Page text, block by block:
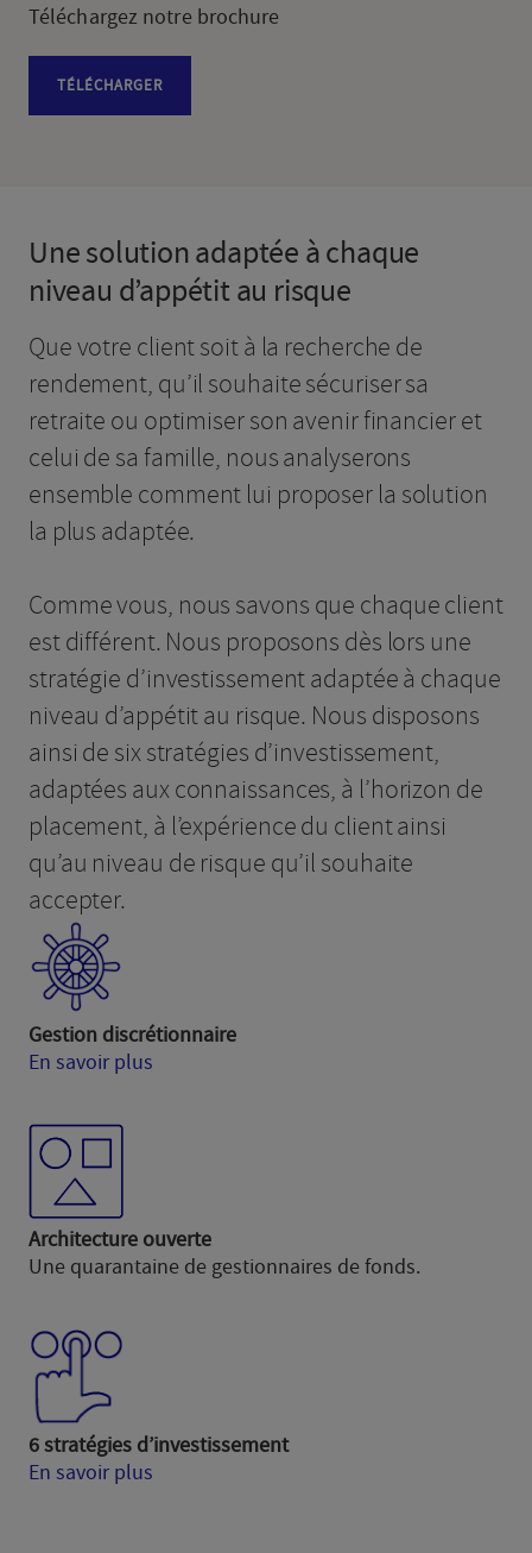
Téléchargez notre brochure
TÉLÉCHARGER
Une solution adaptée à chaque
niveau d’appétit au risque
Que votre client soit à la recherche de
rendement, qu’il souhaite sécuriser sa
retraite ou optimiser son avenir financier et
celui de sa famille, nous analyserons
ensemble comment lui proposer la solution
la plus adaptée.
Comme vous, nous savons que chaque client
est différent. Nous proposons dès lors une
stratégie d’investissement adaptée à chaque
niveau d’appétit au risque. Nous disposons
ainsi de six stratégies d’investissement,
adaptées aux connaissances, à l’horizon de
placement, à l’expérience du client ainsi
qu’au niveau de risque qu’il souhaite
accepter.
Gestion discrétionnaire
En savoir plus
Architecture ouverte
Une quarantaine de gestionnaires de fonds.
6 stratégies d’investissement
En savoir plus